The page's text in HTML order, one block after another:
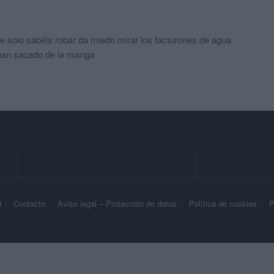
solo sabéis robar da miedo mirar los facturones de agua
sacado de la manga
Contacto Aviso legal – Protección de datos Política de cookies